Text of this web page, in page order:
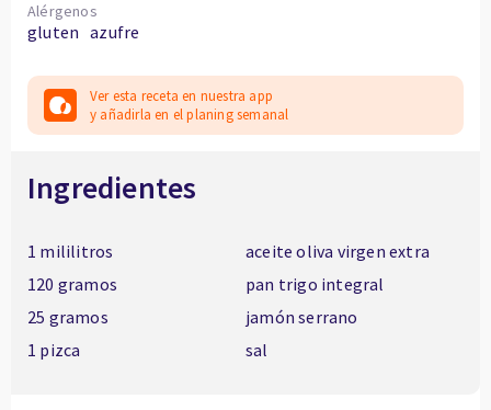
Alérgenos
gluten azufre
Ver esta receta en nuestra app
y añadirla en el planing semanal
Ingredientes
1 mililitros
aceite oliva virgen extra
120 gramos
pan trigo integral
25 gramos
jamón serrano
1 pizca
sal